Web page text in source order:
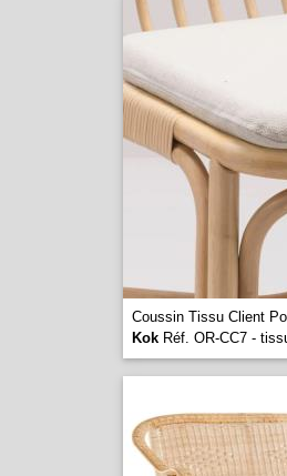
Coussin Tissu Client
KokRéf. OR-CC7 -